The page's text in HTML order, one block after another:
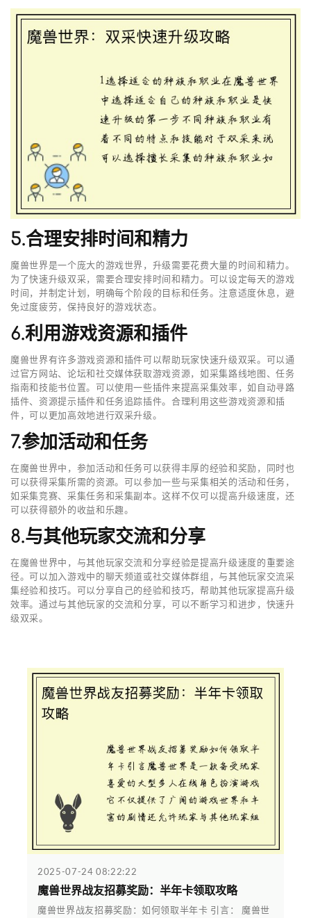
5.合理安排时间和精力
魔兽世界是一个庞大的游戏世界，升级需要花费大量的时间和精力。
为了快速升级双采，需要合理安排时间和精力。可以设定每天的游戏
时间，并制定计划，明确每个阶段的目标和任务。注意适度休息，避
免过度疲劳，保持良好的游戏状态。
6.利用游戏资源和插件
魔兽世界有许多游戏资源和插件可以帮助玩家快速升级双采。可以通
过官方网站、论坛和社交媒体获取游戏资源，如采集路线地图、任务
指南和技能书位置。可以使用一些插件来提高采集效率，如自动寻路
插件、资源提示插件和任务追踪插件。合理利用这些游戏资源和插
件，可以更加高效地进行双采升级。
7.参加活动和任务
在魔兽世界中，参加活动和任务可以获得丰厚的经验和奖励，同时也
可以获得采集所需的资源。可以参加一些与采集相关的活动和任务，
如采集竞赛、采集任务和采集副本。这样不仅可以提高升级速度，还
可以获得额外的收益和乐趣。
8.与其他玩家交流和分享
在魔兽世界中，与其他玩家交流和分享经验是提高升级速度的重要途
径。可以加入游戏中的聊天频道或社交媒体群组，与其他玩家交流采
集经验和技巧。可以分享自己的经验和技巧，帮助其他玩家提高升级
效率。通过与其他玩家的交流和分享，可以不断学习和进步，快速升
级双采。
2025-07-24 08:22:22
魔兽世界战友招募奖励：半年卡领取攻略
魔兽世界战友招募奖励：如何领取半年卡 引言： 魔兽世